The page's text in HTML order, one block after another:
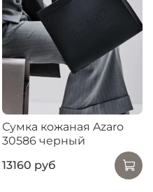
Сумка кожаная Azaro
30586 черный
13160 руб